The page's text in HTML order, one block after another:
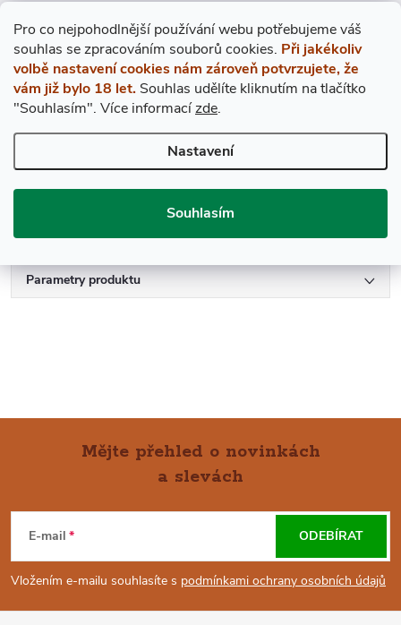
Pro co nejpohodlnější používání webu potřebujeme váš
souhlas se zpracováním souborů cookies. Při jakékoliv
volbě nastavení cookies nám zároveň potvrzujete, že
vám již bylo 18 let. Souhlas udělíte kliknutím na tlačítko
"Souhlasím". Více informacízde.
Nastavení
Souhlasím
Popis produktu
DETAILNÍ POPIS PRODUKTU
Ch. Les Carmes Haut Brion vytěžilo maximum z polohy svých vinic,
která umožňuje dřívější dozrávání révy. Hřejivá dokonalost
příjemné kompozici. Jedinou vadou tohoto vína je objem jeho
Parametry produktu
P
Mějte přehled o novinkách
a slevách
E-mail
Vložením e-mailu souhlasíte s podmínkami ochrany osobních údajů
ODEBÍRAT